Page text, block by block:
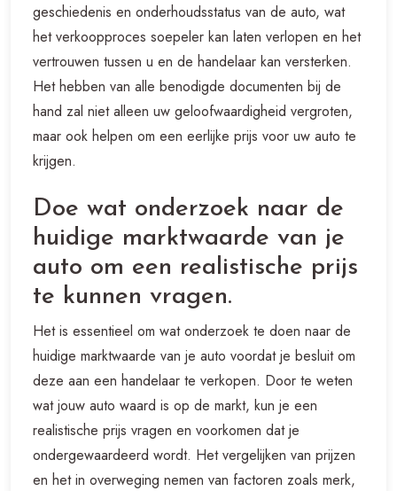
geschiedenis en onderhoudsstatus van de auto, wat
het verkoopproces soepeler kan laten verlopen en het
vertrouwen tussen u en de handelaar kan versterken.
Het hebben van alle benodigde documenten bij de
hand zal niet alleen uw geloofwaardigheid vergroten,
maar ook helpen om een eerlijke prijs voor uw auto te
krijgen.
Doe wat onderzoek naar de
huidige marktwaarde van je
auto om een realistische prijs
te kunnen vragen.
Het is essentieel om wat onderzoek te doen naar de
huidige marktwaarde van je auto voordat je besluit om
deze aan een handelaar te verkopen. Door te weten
wat jouw auto waard is op de markt, kun je een
realistische prijs vragen en voorkomen dat je
ondergewaardeerd wordt. Het vergelijken van prijzen
en het in overweging nemen van factoren zoals merk,